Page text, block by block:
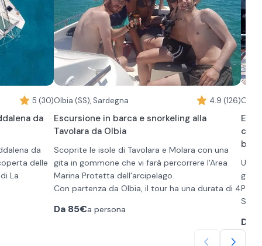
5 (30)
da
da
delle
La
Olbia (SS), Sardegna 4.9 (126)
Escursione in barca e snorkeling alla
Tavolara da Olbia
Scoprite le isole di Tavolara e Molara con una
gita in gommone che vi farà percorrere l'Area
Marina Protetta dell'arcipelago.
Con partenza da Olbia, il tour ha una durata di 4
Tavolara, Molara, Cala Girgolu e tanti altri. Vi
Il capitano metterà a disposizione per tutti
Da 85€a persona
Olbia
per
Da